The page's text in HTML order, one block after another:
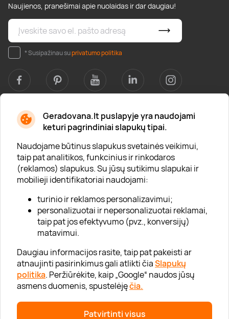
Geradovana.lt puslapyje yra naudojami
keturi pagrindiniai slapukų tipai.
Naudojame būtinus slapukus svetainės veikimui,
taip pat analitikos, funkcinius ir rinkodaros
(reklamos) slapukus. Su jūsų sutikimu slapukai ir
mobilieji identifikatoriai naudojami:
turinio ir reklamos personalizavimui;
personalizuotai ir nepersonalizuotai reklamai,
taip pat jos efektyvumo (pvz., konversijų)
matavimui.
Daugiau informacijos rasite, taip pat pakeisti ar
atnaujinti pasirinkimus gali atlikti čiaSlapukų
politika. Peržiūrėkite, kaip „Google“ naudos jūsų
asmens duomenis, spustelėjęčia.
Patvirtinti visus
Naujienos, pranešimai apie nuolaidas ir dar daugiau!
* Susipažinau suprivatumo politika
Apie mus
Apie „Gera Dovana“
Lojalumo klubas
Karjera
Visi partneriai
Kontaktai
Tinklaraštis
Informacija